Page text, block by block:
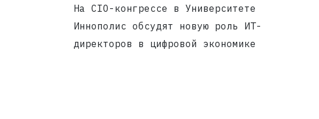
На CIO-конгрессе в Университете
Иннополис обсудят новую роль ИТ-
директоров в цифровой экономике